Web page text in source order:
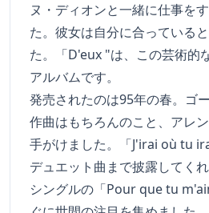
ヌ・ディオンと一緒に仕事を
た。彼女は自分に合っている
た。「D'eux "は、この芸術的
アルバムです。
発売されたのは95年の春。ゴ
作曲はもちろんのこと、アレ
手がけました。「J'irai où tu
デュエット曲まで披露してく
シングルの「Pour que tu